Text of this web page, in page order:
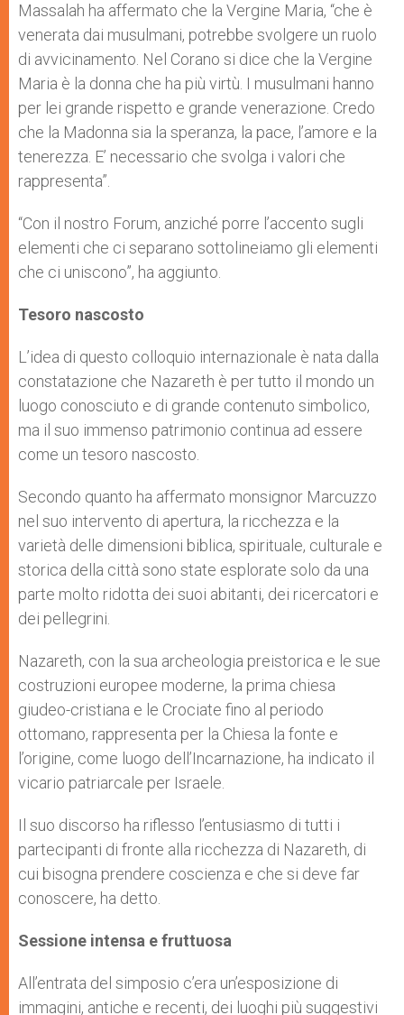
Massalah ha affermato che la Vergine Maria, “che è
venerata dai musulmani, potrebbe svolgere un ruolo
di avvicinamento. Nel Corano si dice che la Vergine
Maria è la donna che ha più virtù. I musulmani hanno
per lei grande rispetto e grande venerazione. Credo
che la Madonna sia la speranza, la pace, l’amore e la
tenerezza. E’ necessario che svolga i valori che
rappresenta”.
“Con il nostro Forum, anziché porre l’accento sugli
elementi che ci separano sottolineiamo gli elementi
che ci uniscono”, ha aggiunto.
Tesoro nascosto
L’idea di questo colloquio internazionale è nata dalla
constatazione che Nazareth è per tutto il mondo un
luogo conosciuto e di grande contenuto simbolico,
ma il suo immenso patrimonio continua ad essere
come un tesoro nascosto.
Secondo quanto ha affermato monsignor Marcuzzo
nel suo intervento di apertura, la ricchezza e la
varietà delle dimensioni biblica, spirituale, culturale e
storica della città sono state esplorate solo da una
parte molto ridotta dei suoi abitanti, dei ricercatori e
dei pellegrini.
Nazareth, con la sua archeologia preistorica e le sue
costruzioni europee moderne, la prima chiesa
giudeo-cristiana e le Crociate fino al periodo
ottomano, rappresenta per la Chiesa la fonte e
l’origine, come luogo dell’Incarnazione, ha indicato il
vicario patriarcale per Israele.
Il suo discorso ha riflesso l’entusiasmo di tutti i
partecipanti di fronte alla ricchezza di Nazareth, di
cui bisogna prendere coscienza e che si deve far
conoscere, ha detto.
Sessione intensa e fruttuosa
All’entrata del simposio c’era un’esposizione di
immagini, antiche e recenti, dei luoghi più suggestivi